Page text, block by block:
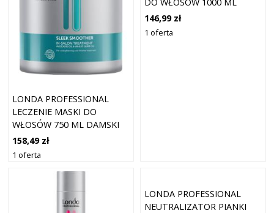
LONDA PROFESSIONAL
LECZENIE MASKI DO
WŁOSÓW 750 ML DAMSKI
158,49 zł
1 oferta
DAMSKI
146,99 zł
1 oferta
LONDA PROFESSIONAL
NEUTRALIZATOR PIANKI